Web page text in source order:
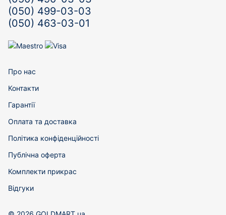
(050) 499-03-03
(050) 463-03-01
Про нас
Контакти
Гарантії
Оплата та доставка
Політика конфіденційності
Публічна оферта
Комплекти прикрас
Відгуки